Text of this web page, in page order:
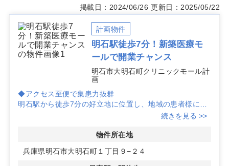
掲載日：2024/06/26 更新日：2025/05/22
計画物件
明石駅徒歩7分！新築医療モ
ールで開業チャンス
明石市大明石町クリニックモール計
画
◆アクセス至便で集患力抜群
明石駅から徒歩7分の好立地に位置し、地域の患者様にと
ってアクセスしやすい環境です。周辺には商業施設も多
内科、小児科、脳神経外科など、多様な診療科目で開業可
続きを見る >>
物件所在地
兵庫県明石市大明石町１丁目９−２４